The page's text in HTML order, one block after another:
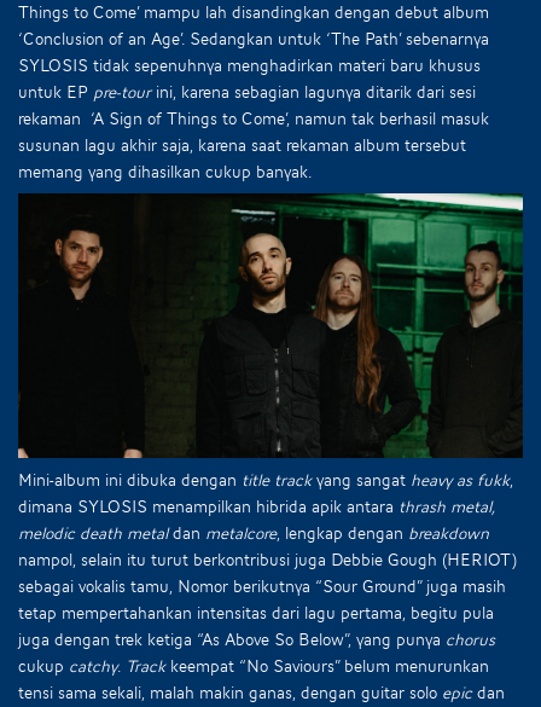
Things to Come’ mampu lah disandingkan dengan debut album
‘Conclusion of an Age’. Sedangkan untuk ‘The Path’ sebenarnya
SYLOSIS tidak sepenuhnya menghadirkan materi baru khusus
untuk EP pre-tourini, karena sebagian lagunya ditarik dari sesi
rekaman ‘A Sign of Things to Come’, namun tak berhasil masuk
susunan lagu akhir saja, karena saat rekaman album tersebut
memang yang dihasilkan cukup banyak.
Mini-album ini dibuka dengan title trackyang sangat heavy as fukk,
dimana SYLOSIS menampilkan hibrida apik antara thrash metal,
melodic death metaldan metalcore, lengkap dengan breakdown
nampol, selain itu turut berkontribusi juga Debbie Gough (HERIOT)
sebagai vokalis tamu, Nomor berikutnya “Sour Ground” juga masih
tetap mempertahankan intensitas dari lagu pertama, begitu pula
juga dengan trek ketiga “As Above So Below”, yang punya chorus
cukup catchy. Trackkeempat “No Saviours” belum menurunkan
tensi sama sekali, malah makin ganas, dengan guitar solo epicdan